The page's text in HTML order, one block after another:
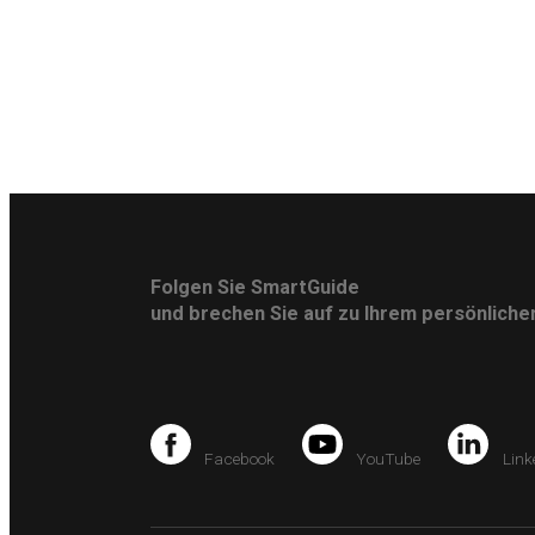
Folgen Sie SmartGuide
und brechen Sie auf zu Ihrem
Facebook YouTube